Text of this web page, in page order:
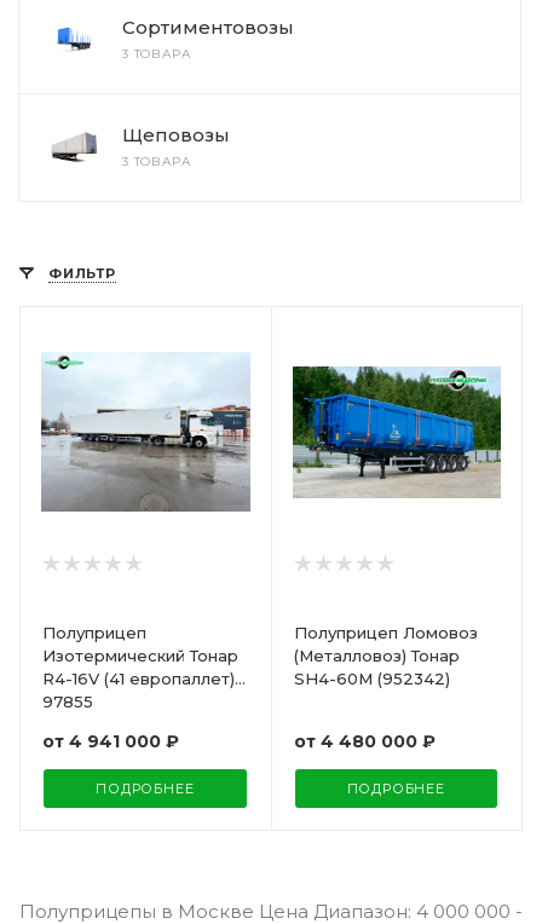
Сортиментовозы
3 ТОВАРА
Щеповозы
3 ТОВАРА
ФИЛЬТР
Полуприцеп
Изотермический Тонар
R4-16V (41 европаллет)
97855
от 4 941 000 ₽
ПОДРОБНЕЕ
Полуприцеп Ломовоз
(Металловоз) Тонар
SH4-60M (952342)
от 4 480 000 ₽
ПОДРОБНЕЕ
Полуприцепы в Москве Цена Диапазон: 4 000 000 -